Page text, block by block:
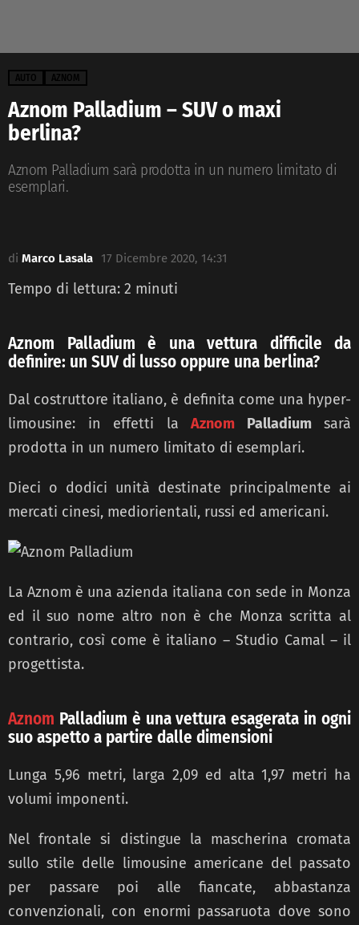
AUTO AZNOM
Aznom Palladium – SUV o maxi
berlina?
Aznom Palladium sarà prodotta in un numero limitato di
esemplari.
di Marco Lasala 17 Dicembre 2020, 14:31
Tempo di lettura: 2 minuti
Aznom Palladium è una vettura difficile da
definire: un SUV di lusso oppure una berlina?
Dal costruttore italiano, è definita come una hyper-
limousine: in effetti la Aznom Palladiumsarà
prodotta in un numero limitato di esemplari.
Dieci o dodici unità destinate principalmente ai
mercati cinesi, mediorientali, russi ed americani.
La Aznom è una azienda italiana con sede in Monza
ed il suo nome altro non è che Monza scritta al
contrario, così come è italiano – Studio Camal – il
progettista.
Aznom Palladium è una vettura esagerata in ogni
suo aspetto a partire dalle dimensioni
Lunga 5,96 metri, larga 2,09 ed alta 1,97 metri ha
volumi imponenti.
Nel frontale si distingue la mascherina cromata
sullo stile delle limousine americane del passato
per passare poi alle fiancate, abbastanza
convenzionali, con enormi passaruota dove sono